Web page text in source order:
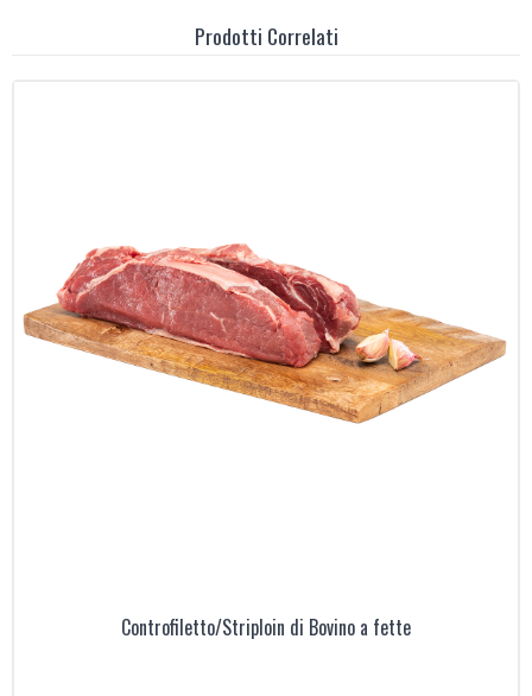
Prodotti Correlati
Controfiletto/Striploin di Bovino a fette